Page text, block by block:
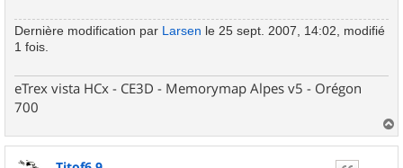
Dernière modification par Larsen le 25 sept. 2007, 14:02, modifié
1 fois.
eTrex vista HCx - CE3D - Memorymap Alpes v5 - Orégon
700
a